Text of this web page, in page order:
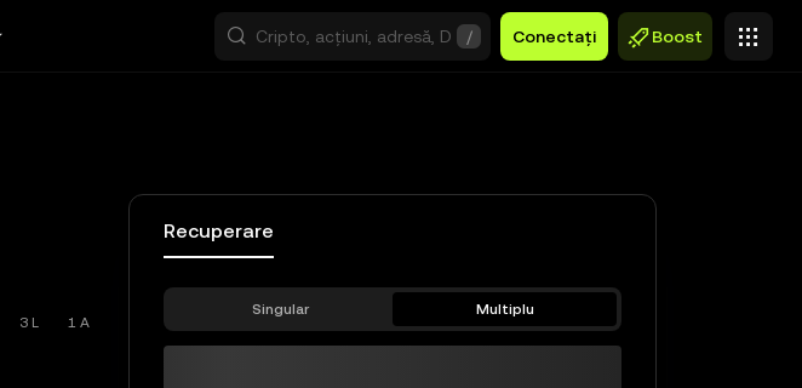
/ Conectați Boost
3 L 1 A
Recuperare
Singular Multiplu